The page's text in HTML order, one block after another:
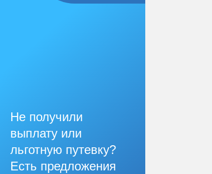
Не получили
выплату или
льготную путевку?
Есть предложения